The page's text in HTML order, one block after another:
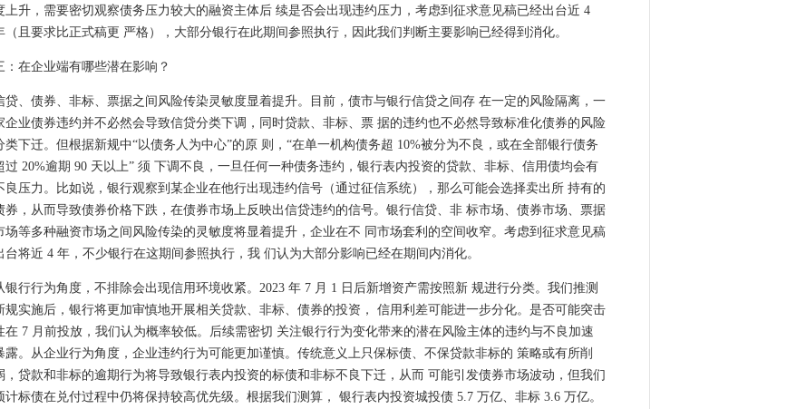
上升，需要密切观察债务压力较大的融资主体后 续是否会出现违约压力，考虑到征求意见稿已经出台近 4
（且要求比正式稿更 严格），大部分银行在此期间参照执行，因此我们判断主要影响已经得到消化。
：在企业端有哪些潜在影响？
贷、债券、非标、票据之间风险传染灵敏度显着提升。目前，债市与银行信贷之间存 在一定的风险隔离，一
企业债券违约并不必然会导致信贷分类下调，同时贷款、非标、票 据的违约也不必然导致标准化债券的风险
类下迁。但根据新规中“以债务人为中心”的原 则，“在单一机构债务超 10%被分为不良，或在全部银行债务
过 20%逾期 90 天以上” 须 下调不良，一旦任何一种债务违约，银行表内投资的贷款、非标、信用债均会有
良压力。比如说，银行观察到某企业在他行出现违约信号（通过征信系统），那么可能会选择卖出所 持有的
券，从而导致债券价格下跌，在债券市场上反映出信贷违约的信号。银行信贷、非 标市场、债券市场、票据
场等多种融资市场之间风险传染的灵敏度将显着提升，企业在不 同市场套利的空间收窄。考虑到征求意见稿
台将近 4 年，不少银行在这期间参照执行，我 们认为大部分影响已经在期间内消化。
银行行为角度，不排除会出现信用环境收紧。2023 年 7 月 1 日后新增资产需按照新 规进行分类。我们推测
规实施后，银行将更加审慎地开展相关贷款、非标、债券的投资， 信用利差可能进一步分化。是否可能突击
在 7 月前投放，我们认为概率较低。后续需密切 关注银行行为变化带来的潜在风险主体的违约与不良加速
露。从企业行为角度，企业违约行为可能更加谨慎。传统意义上只保标债、不保贷款非标的 策略或有所削
，贷款和非标的逾期行为将导致银行表内投资的标债和非标不良下迁，从而 可能引发债券市场波动，但我们
计标债在兑付过程中仍将保持较高优先级。根据我们测算， 银行表内投资城投债 5.7 万亿、非标 3.6 万亿。